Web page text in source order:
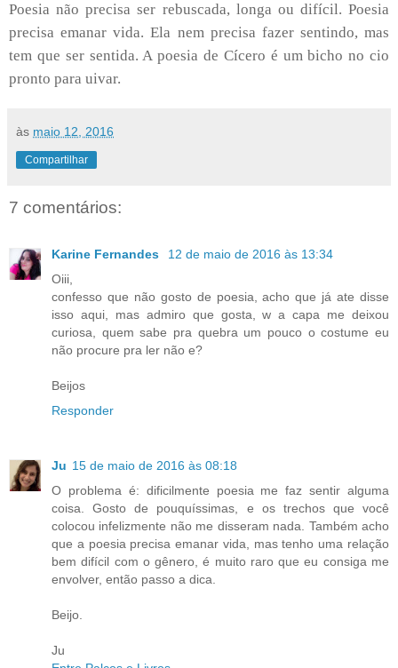
Poesia não precisa ser rebuscada, longa ou difícil. Poesia
precisa emanar vida. Ela nem precisa fazer sentindo, mas
tem que ser sentida. A poesia de Cícero é um bicho no cio
pronto para uivar.
às maio 12, 2016
Compartilhar
7 comentários:
Karine Fernandes
12 de maio de 2016 às 13:34
Oiii,
confesso que não gosto de poesia, acho que já ate disse
isso aqui, mas admiro que gosta, w a capa me deixou
curiosa, quem sabe pra quebra um pouco o costume eu
não procure pra ler não e?
Beijos
Responder
Ju 15 de maio de 2016 às 08:18
O problema é: dificilmente poesia me faz sentir alguma
coisa. Gosto de pouquíssimas, e os trechos que você
colocou infelizmente não me disseram nada. Também acho
que a poesia precisa emanar vida, mas tenho uma relação
bem difícil com o gênero, é muito raro que eu consiga me
envolver, então passo a dica.
Beijo.
Ju